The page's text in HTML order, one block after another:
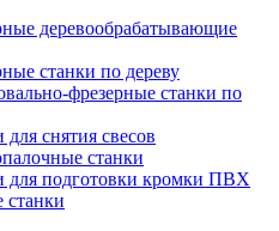
деревообрабатывающие
станки по дереву
фрезерные станки по
для снятия свесов
станки
для подготовки кромки ПВХ
станки